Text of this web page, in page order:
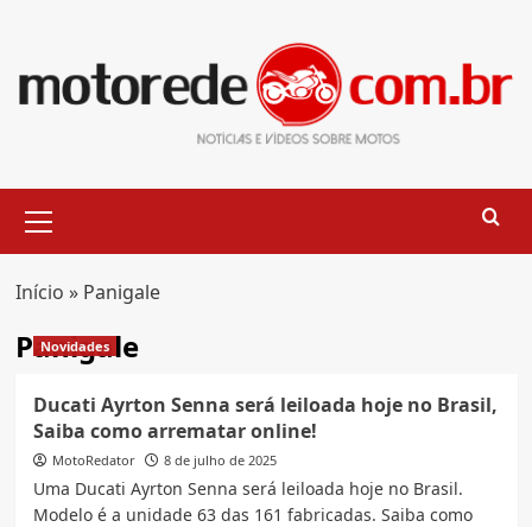
content
Menu
Início » Panigale
Panigale
Novidades
Ducati Ayrton Senna será leiloada hoje no Brasil,
Saiba como arrematar online!
MotoRedator 8 de julho de 2025
Uma Ducati Ayrton Senna será leiloada hoje no Brasil.
Modelo é a unidade 63 das 161 fabricadas. Saiba como